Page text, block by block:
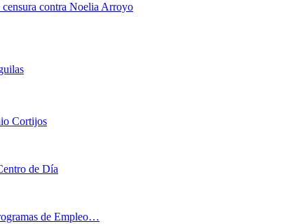
contra Noelia Arroyo
Cortijos
de Día
de Empleo…